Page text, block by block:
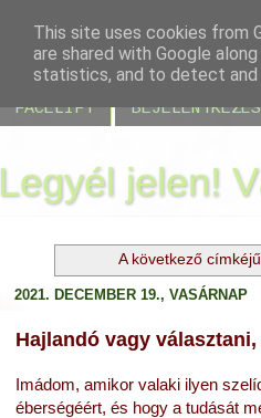
BLOG JELENLÉT
FACELIFT
BEJELENTKEZÉS
Legyél jelen!
A következő
2021. DECEMBER 19., VASÁRNAP
Hajlandó vagy
Imádom, amikor valaki ilyen
éberségéért, és hogy a tudását
This site uses cookies from
are shared with Google
statistics, and to detect and